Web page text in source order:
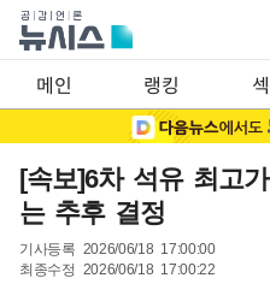
메인 랭킹
[속보]6차 석유 최고
는 추후 결정
기사등록 2026/06/18 17:00:00
최종수정 2026/06/18 17:00:22